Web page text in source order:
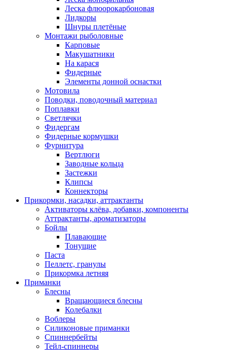
Леска флюорокарбоновая
Лидкоры
Шнуры плетёные
Монтажи рыболовные
Карповые
Макушатники
На карася
Фидерные
Элементы донной оснастки
Мотовила
Поводки, поводочный материал
Поплавки
Светлячки
Фидергам
Фидерные кормушки
Фурнитура
Вертлюги
Заводные кольца
Застежки
Клипсы
Коннекторы
Прикормки, насадки, аттрактанты
Активаторы клёва, добавки, компоненты
Аттрактанты, ароматизаторы
Бойлы
Плавающие
Тонущие
Паста
Пеллетс, гранулы
Прикормка летняя
Приманки
Блесны
Вращающиеся блесны
Колебалки
Воблеры
Силиконовые приманки
Спиннербейты
Тейл-спиннеры